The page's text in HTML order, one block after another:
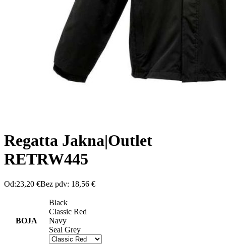
Regatta Jakna|Outlet
RETRW445
Od:23,20 €Bez pdv: 18,56 €
BOJA
Black
Classic Red
Navy
Seal Grey